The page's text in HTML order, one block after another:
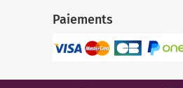
Paiements